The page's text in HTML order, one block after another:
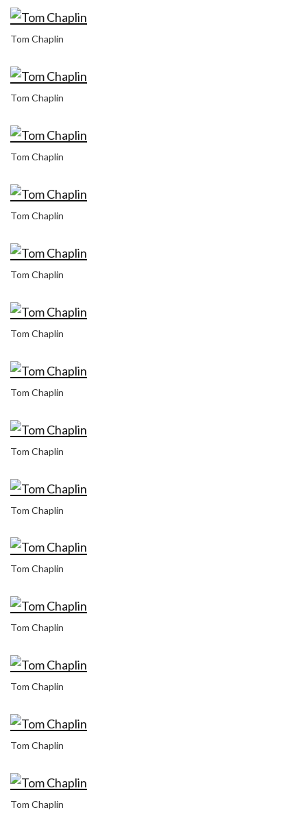
Tom Chaplin
Tom Chaplin
Tom Chaplin
Tom Chaplin
Tom Chaplin
Tom Chaplin
Tom Chaplin
Tom Chaplin
Tom Chaplin
Tom Chaplin
Tom Chaplin
Tom Chaplin
Tom Chaplin
Tom Chaplin